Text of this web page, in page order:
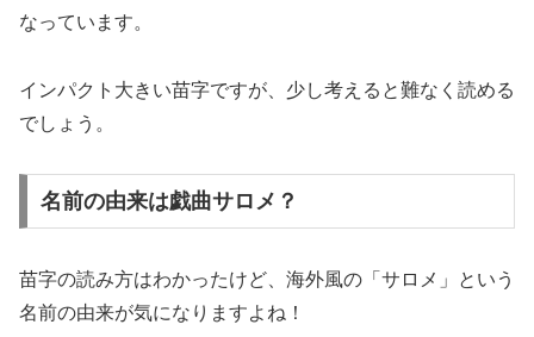
なっています。
インパクト大きい苗字ですが、少し考えると難なく読める
でしょう。
名前の由来は戯曲サロメ？
苗字の読み方はわかったけど、海外風の「サロメ」という
名前の由来が気になりますよね！